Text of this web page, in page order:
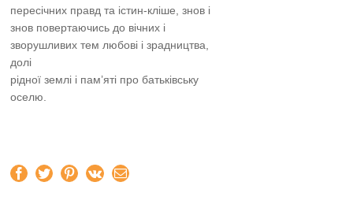
пересічних правд та істин-кліше, знов і
знов повертаючись до вічних і
зворушливих тем любові і зрадництва,
долі
рідної землі і пам’яті про батьківську
оселю.
Facebook
TwitterPinterest
Vk Email